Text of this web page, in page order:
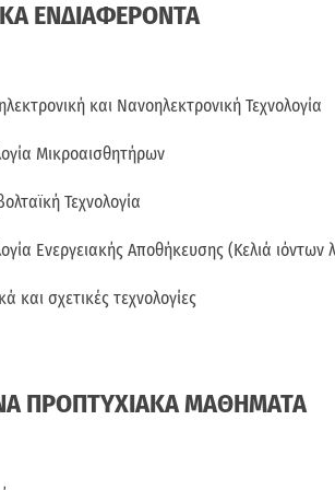
ΕΝΔΙΑΦΕΡΟΝΤΑ
και Νανοηλεκτρονική Τεχνολογία
Μικροαισθητήρων
Τεχνολογία
Ενεργειακής Αποθήκευσης (Κελιά ιόντων
και σχετικές τεχνολογίες
ΠΡΟΠΤΥΧΙΑΚΑ ΜΑΘΗΜΑΤΑ